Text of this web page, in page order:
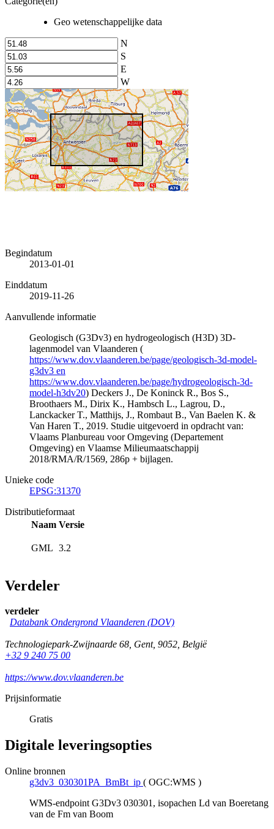
Geo wetenschappelijke data
N
S
E
W
Begindatum
2013-01-01
Einddatum
2019-11-26
Aanvullende informatie
Geologisch (G3Dv3) en hydrogeologisch (H3D) 3D-
lagenmodel van Vlaanderen (
https://www.dov.vlaanderen.be/page/geologisch-3d-model-
g3dv3 en
https://www.dov.vlaanderen.be/page/hydrogeologisch-3d-
model-h3dv20) Deckers J., De Koninck R., Bos S.,
Broothaers M., Dirix K., Hambsch L., Lagrou, D.,
Lanckacker T., Matthijs, J., Rombaut B., Van Baelen K. &
Van Haren T., 2019. Studie uitgevoerd in opdracht van:
Vlaams Planbureau voor Omgeving (Departement
Omgeving) en Vlaamse Milieumaatschappij
2018/RMA/R/1569, 286p + bijlagen.
Unieke code
EPSG:31370
Distributieformaat
Naam Versie
GML 3.2
Verdeler
verdeler
Databank Ondergrond Vlaanderen (DOV)
Technologiepark-Zwijnaarde 68, Gent, 9052, België
+32 9 240 75 00
https://www.dov.vlaanderen.be
Prijsinformatie
Gratis
Digitale leveringsopties
Online bronnen
g3dv3_030301PA_BmBt_ip ( OGC:WMS )
WMS-endpoint G3Dv3 030301, isopachen Ld van Boeretang
van de Fm van Boom